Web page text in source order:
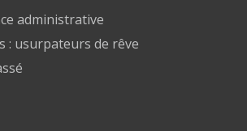
administrative
: usurpateurs de rêve